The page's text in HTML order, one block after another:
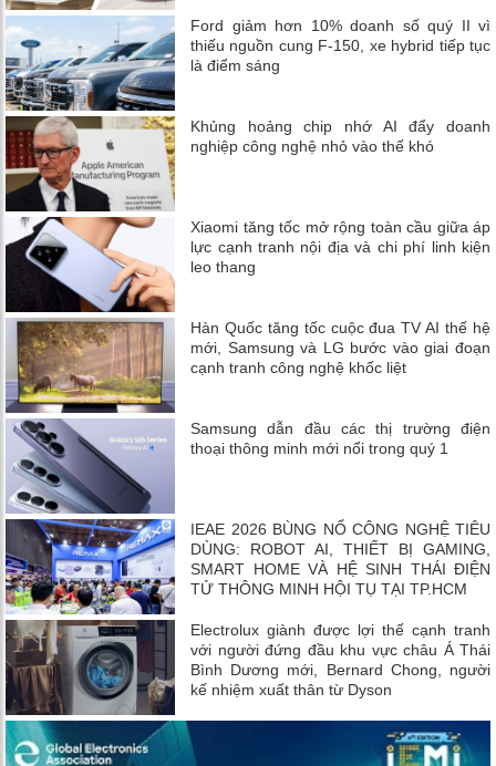
Ford giảm hơn 10% doanh số quý II vì
thiếu nguồn cung F-150, xe hybrid tiếp tục
là điểm sáng
Khủng hoảng chip nhớ AI đẩy doanh
nghiệp công nghệ nhỏ vào thế khó
Xiaomi tăng tốc mở rộng toàn cầu giữa áp
lực cạnh tranh nội địa và chi phí linh kiện
leo thang
Hàn Quốc tăng tốc cuộc đua TV AI thế hệ
mới, Samsung và LG bước vào giai đoạn
cạnh tranh công nghệ khốc liệt
Samsung dẫn đầu các thị trường điện
thoại thông minh mới nổi trong quý 1
IEAE 2026 BÙNG NỔ CÔNG NGHỆ TIÊU
DÙNG: ROBOT AI, THIẾT BỊ GAMING,
SMART HOME VÀ HỆ SINH THÁI ĐIỆN
TỬ THÔNG MINH HỘI TỤ TẠI TP.HCM
Electrolux giành được lợi thế cạnh tranh
với người đứng đầu khu vực châu Á Thái
Bình Dương mới, Bernard Chong, người
kế nhiệm xuất thân từ Dyson